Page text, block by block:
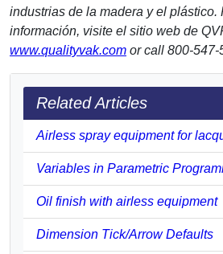
industrias de la madera y el plástico.
información, visite el sitio web de
www.qualityvak.com or call 800-547-
Related Articles
Airless spray equipment for
Variables in Parametric
Oil finish with airless equipment
Dimension Tick/Arrow Defaults